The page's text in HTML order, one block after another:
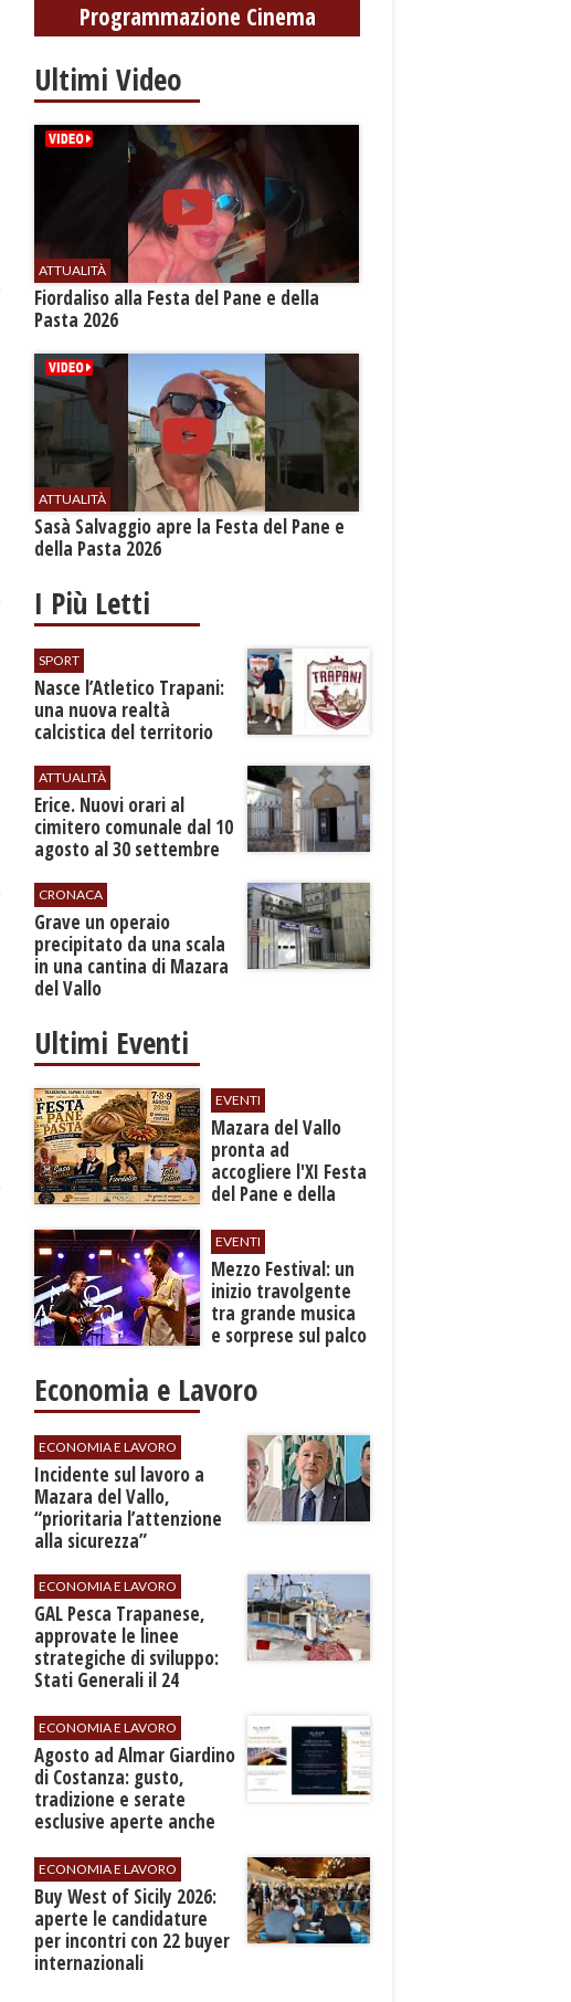
Programmazione Cinema
Ultimi Video
ATTUALITÀ
Fiordaliso alla Festa del Pane e della
Pasta 2026
ATTUALITÀ
Sasà Salvaggio apre la Festa del Pane e
della Pasta 2026
I Più Letti
SPORT
Nasce l’Atletico Trapani:
una nuova realtà
calcistica del territorio
ATTUALITÀ
​Erice. Nuovi orari al
cimitero comunale dal 10
agosto al 30 settembre
CRONACA
​Grave un operaio
precipitato da una scala
in una cantina di Mazara
del Vallo
Ultimi Eventi
EVENTI
Mazara del Vallo
pronta ad
accogliere l'XI Festa
del Pane e della
EVENTI
Mezzo Festival: un
inizio travolgente
tra grande musica
e sorprese sul palco
Economia e Lavoro
ECONOMIA E LAVORO
​Incidente sul lavoro a
Mazara del Vallo,
“prioritaria l’attenzione
alla sicurezza”
ECONOMIA E LAVORO
GAL Pesca Trapanese,
approvate le linee
strategiche di sviluppo:
Stati Generali il 24
ECONOMIA E LAVORO
Agosto ad Almar Giardino
di Costanza: gusto,
tradizione e serate
esclusive aperte anche
ECONOMIA E LAVORO
Buy West of Sicily 2026:
aperte le candidature
per incontri con 22 buyer
internazionali